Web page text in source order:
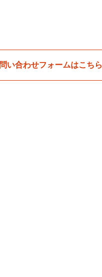
い合わせフォームはこちら